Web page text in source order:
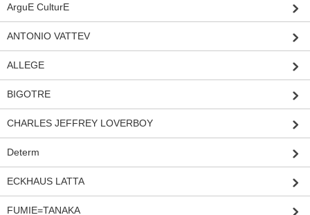
ArguE CulturE
ANTONIO VATTEV
ALLEGE
BIGOTRE
CHARLES JEFFREY LOVERBOY
Determ
ECKHAUS LATTA
FUMIE=TANAKA